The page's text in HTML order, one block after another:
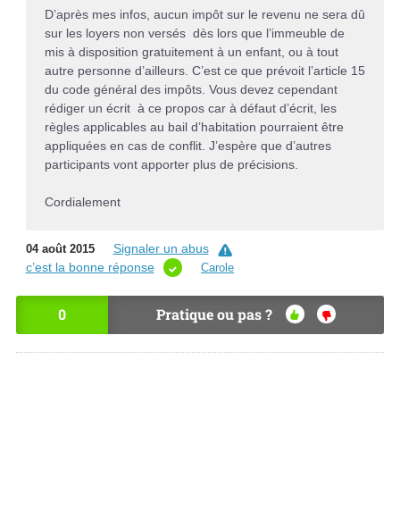
D’après mes infos, aucun impôt sur le revenu ne sera dû
sur les loyers non versés dès lors que l’immeuble de
mis à disposition gratuitement à un enfant, ou à tout
autre personne d’ailleurs. C’est ce que prévoit l’article 15
du code général des impôts. Vous devez cependant
rédiger un écrit à ce propos car à défaut d’écrit, les
règles applicables au bail d’habitation pourraient être
appliquées en cas de conflit. J’espère que d’autres
participants vont apporter plus de précisions.
Cordialement
04 août 2015
Signaler un abus
c’est la bonne réponse
Carole
0 Pratique ou pas ?
OU
I
NO